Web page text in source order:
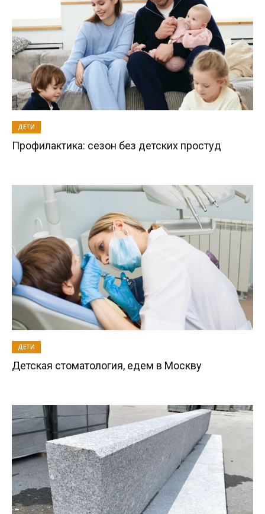
ДЕТИ
Профилактика: сезон без детских простуд
ДЕТИ
Детская стоматология, едем в Москву